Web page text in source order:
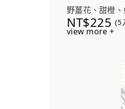
野薑花、甜橙
NT$225 (5
view more +